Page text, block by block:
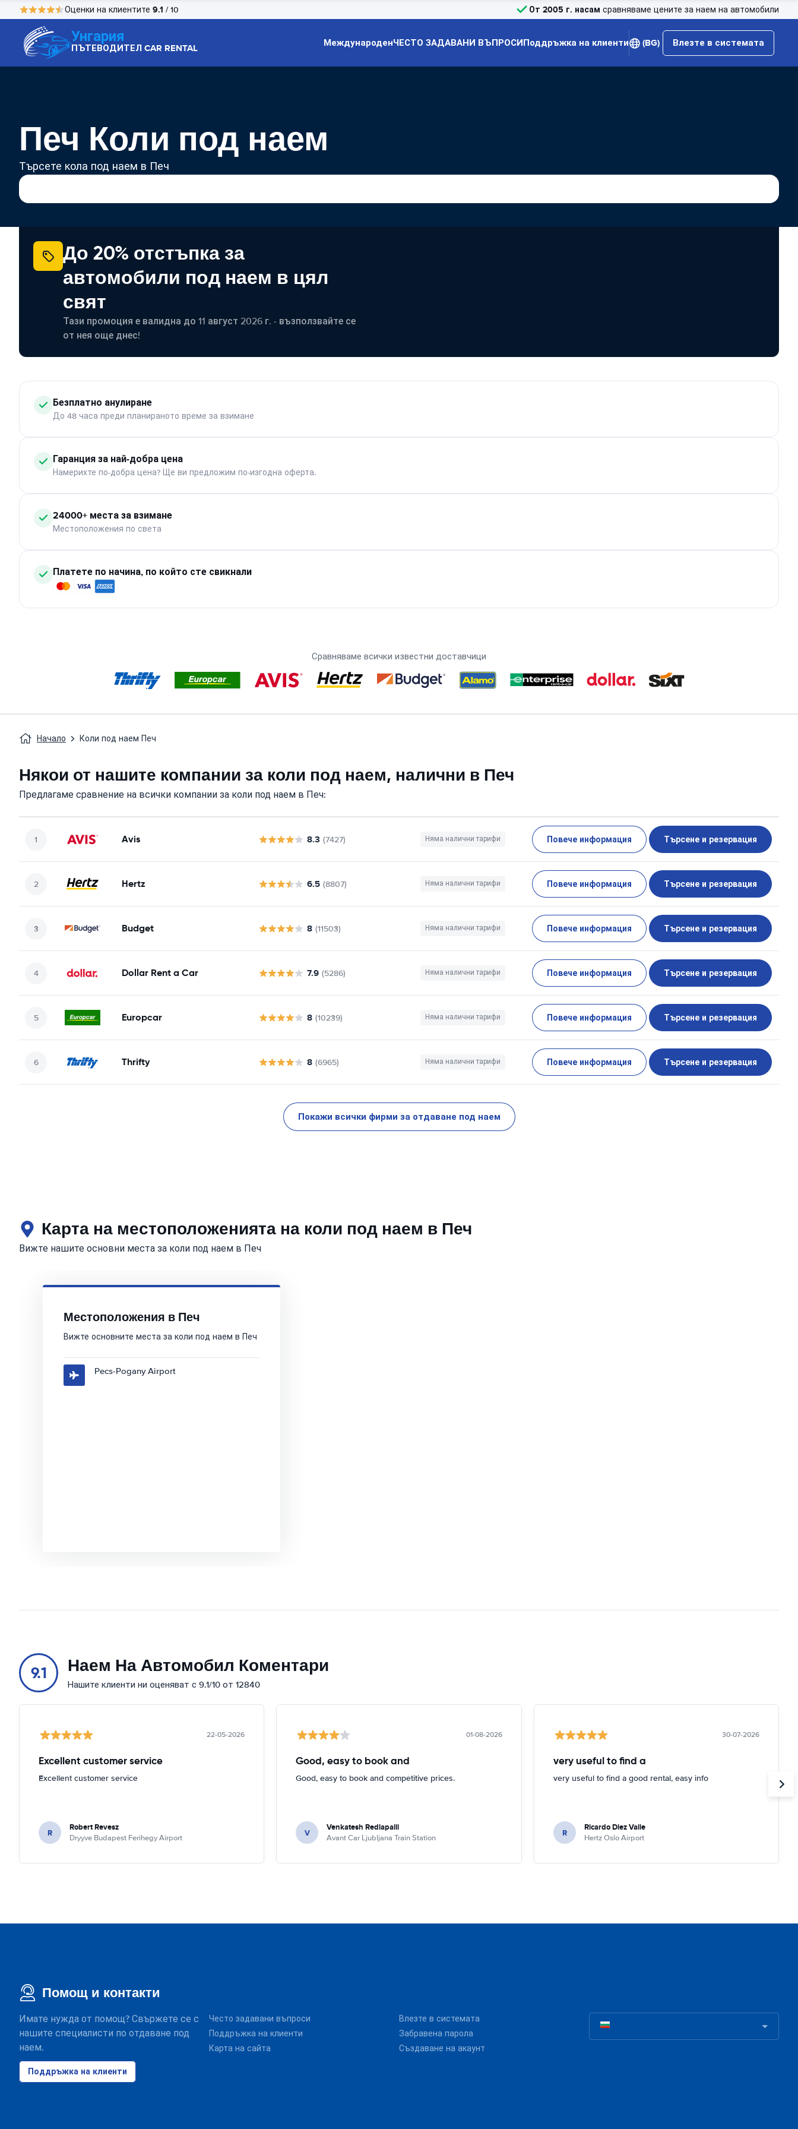
Оценки на клиентите 9.1 / 10 От 2005 г. насам сравняваме цените за наем на автомобили
Унгария
ПЪТЕВОДИТЕЛ CAR RENTAL МеждународенЧЕСТО ЗАДАВАНИ ВЪПРОСИПоддръжка на клиенти (BG) Влезте в системата
Печ Коли под наем
Търсете кола под наем в Печ
До 20% отстъпка за
автомобили под наем в цял
свят
Тази промоция е валидна до 11 август 2026 г. - възползвайте се
от нея още днес!
Безплатно анулиране
До 48 часа преди планираното време за взимане
Гаранция за най-добра цена
Намерихте по-добра цена? Ще ви предложим по-изгодна оферта.
24000+ места за взимане
Местоположения по света
Платете по начина, по който сте свикнали
Сравняваме всички известни доставчици
Начало Коли под наем Печ
Някои от нашите компании за коли под наем, налични в Печ
Предлагаме сравнение на всички компании за коли под наем в Печ:
Avis 8.3 (7427) Няма налични тарифи Повече информация Търсене и резервация
Hertz 6.5 (8807) Няма налични тарифи Повече информация Търсене и резервация
Budget 8 (11503) Няма налични тарифи Повече информация Търсене и резервация
Dollar Rent a Car 7.9 (5286) Няма налични тарифи Повече информация Търсене и резервация
Europcar 8 (10239) Няма налични тарифи Повече информация Търсене и резервация
Thrifty 8 (6965) Няма налични тарифи Повече информация Търсене и резервация
Покажи всички фирми за отдаване под наем
Карта на местоположенията на коли под наем в Печ
Вижте нашите основни места за коли под наем в Печ
Местоположения в Печ
Вижте основните места за коли под наем в Печ
Pecs-Pogany Airport
9.1 Наем На Автомобил Коментари
Нашите клиенти ни оценяват с 9.1/10 от 12840
22-05-2026
Excellent customer service
Excellent customer service
R Robert Revesz
Dryyve Budapest Ferihegy Airport
01-08-2026
Good, easy to book and
Good, easy to book and competitive prices.
V Venkatesh Redlapalli
Avant Car Ljubljana Train Station
30-07-2026
very useful to find a
very useful to find a good rental, easy info
R Ricardo Diez Valle
Hertz Oslo Airport
Помощ и контакти
Имате нужда от помощ? Свържете се с
нашите специалисти по отдаване под
наем.
Поддръжка на клиенти
Често задавани въпроси
Поддръжка на клиенти
Карта на сайта
Влезте в системата
Забравена парола
Създаване на акаунт